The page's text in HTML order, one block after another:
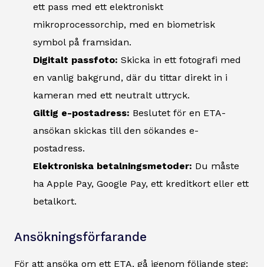
ett pass med ett elektroniskt
mikroprocessorchip, med en biometrisk
symbol på framsidan.
Digitalt passfoto: Skicka in ett fotografi med
en vanlig bakgrund, där du tittar direkt in i
kameran med ett neutralt uttryck.
Giltig e-postadress: Beslutet för en ETA-
ansökan skickas till den sökandes e-
postadress.
Elektroniska betalningsmetoder: Du måste
ha Apple Pay, Google Pay, ett kreditkort eller ett
betalkort.
Ansökningsförfarande
För att ansöka om ett ETA, gå igenom följande steg: